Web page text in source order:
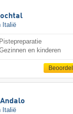
Italië
Pistepreparatie
en kinderen
Italië